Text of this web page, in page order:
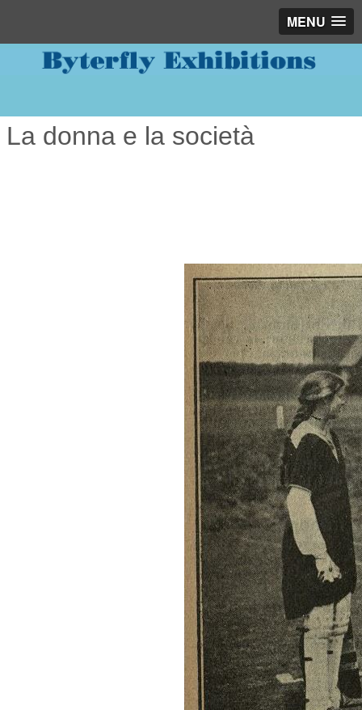
MENU
La donna e la società